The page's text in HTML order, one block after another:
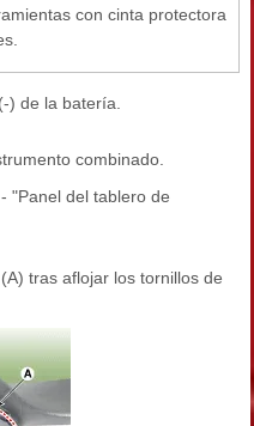
con cinta protectora
) de la batería.
combinado.
"Panel del tablero de
tras aflojar los tornillos de